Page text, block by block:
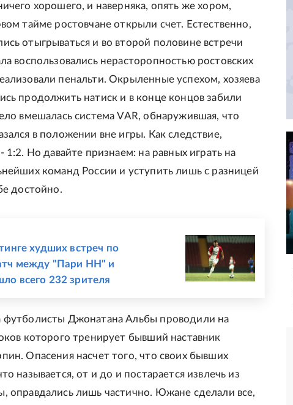
хорошего, и наверняка, опять же хором,
тайме ростовчане открыли счет. Естественно,
отыгрываться и во второй половине встречи
воспользовались нерасторопностью ростовских
пенальти. Окрыленные успехом, хозяева
продолжить натиск и в конце концов забили
вмешалась система VAR, обнаружившая, что
в положении вне игры. Как следствие,
1:2. Но давайте признаем: на равных играть на
команд России и уступить лишь с разницей
достойно.
худших встреч по
между "Пари НН" и
всего 232 зрителя
футболисты Джонатана Альбы проводили на
которого тренирует бывший наставник
Опасения насчет того, что своих бывших
называется, от и до и постарается извлечь из
оправдались лишь частично. Южане сделали все,